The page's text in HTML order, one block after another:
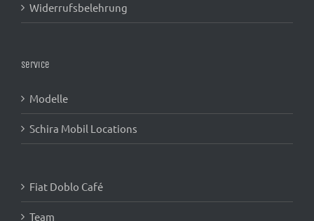
Widerrufsbelehrung
Service
Modelle
Schira Mobil Locations
Fiat Doblo Café
Team